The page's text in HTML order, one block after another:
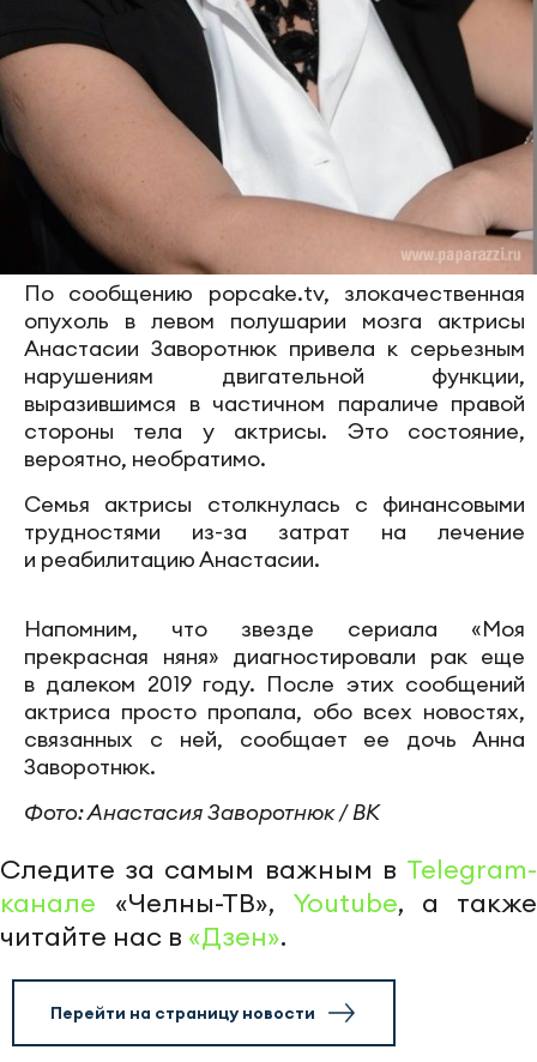
По сообщению popcake.tv, злокачественная
опухоль в левом полушарии мозга актрисы
Анастасии Заворотнюк привела к серьезным
нарушениям двигательной функции,
выразившимся в частичном параличе правой
стороны тела у актрисы. Это состояние,
вероятно, необратимо.
Семья актрисы столкнулась с финансовыми
трудностями из-за затрат на лечение
и реабилитацию Анастасии.
Напомним, что звезде сериала «Моя
прекрасная няня» диагностировали рак еще
в далеком 2019 году. После этих сообщений
актриса просто пропала, обо всех новостях,
связанных с ней, сообщает ее дочь Анна
Заворотнюк.
Фото: Анастасия Заворотнюк / ВК
Следите за самым важным в Telegram-
канале «Челны-ТВ», Youtube, а также
читайте нас в «Дзен».
Перейти на страницу новости